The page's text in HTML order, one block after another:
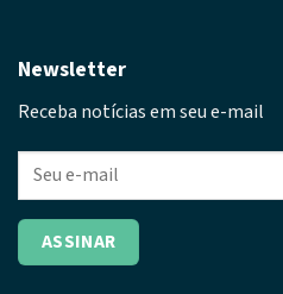
Newsletter
Receba notícias em seu e-mail